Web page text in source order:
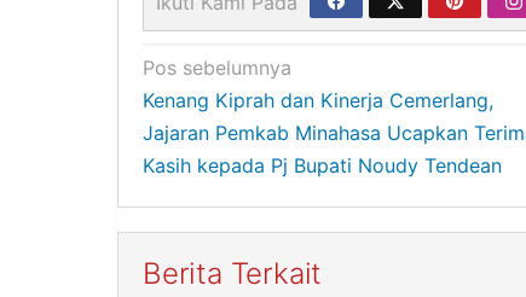
Navigasi
pos
Pos sebelumnya
Kenang Kiprah dan Kinerja Cemerlang,
Jajaran Pemkab Minahasa Ucapkan
Kasih kepada Pj Bupati Noudy Tendean
Berita Terkait